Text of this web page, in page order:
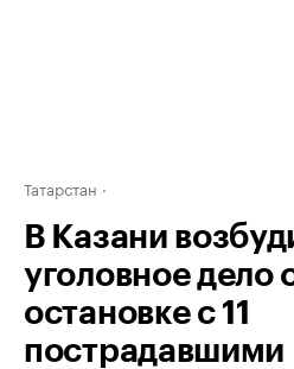
Татарстан
В Казани
уголовное дело
остановке с 11
пострадавшими